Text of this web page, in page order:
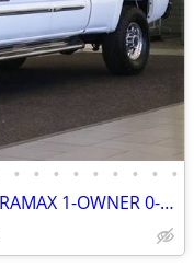
• • • • • • • • •
2005 GMC SIERRA 2500HD 4X4 DURAMAX 1-OWNER 0-RUST silverado 2006 2004